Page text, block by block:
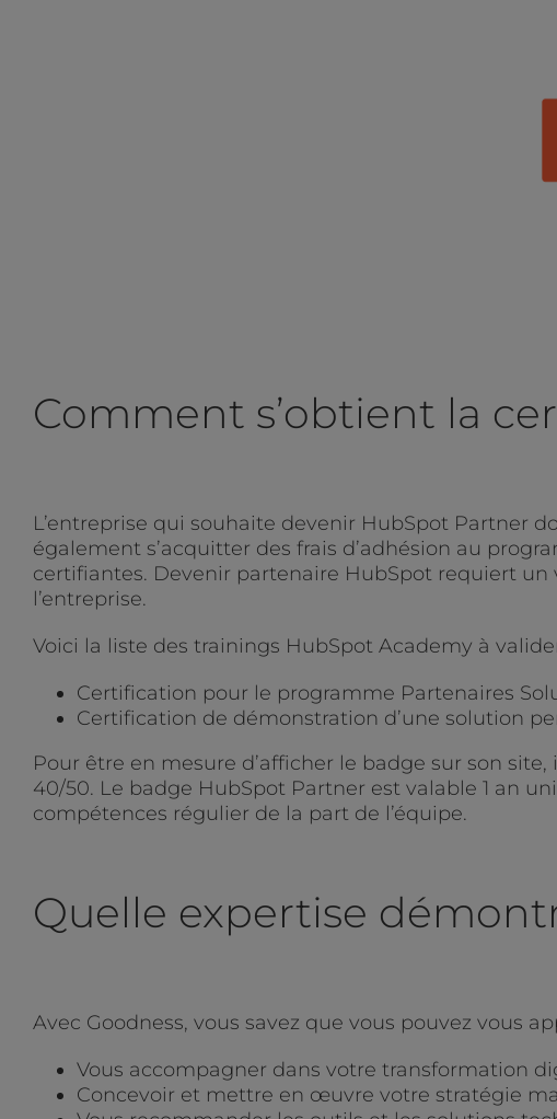
Comment s’obtient la
L’entreprise qui souhaite devenir HubSpot Partner
également s’acquitter des frais d’adhésion au
certifiantes. Devenir partenaire HubSpot requiert
l’entreprise.
Voici la liste des trainings HubSpot Academy à
Certification pour le programme Partenaires
Certification de démonstration d’une solution
Pour être en mesure d’afficher le badge sur son
40/50. Le badge HubSpot Partner est valable 1 an
compétences régulier de la part de l’équipe.
Quelle expertise
Avec Goodness, vous savez que vous pouvez vous
Vous accompagner dans votre transformation
Concevoir et mettre en œuvre votre stratégie